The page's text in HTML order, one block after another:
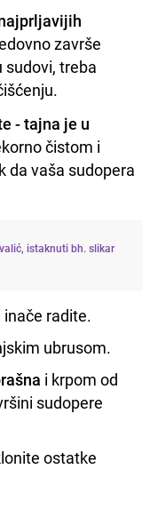
završe
sudovi, treba
- tajna je u
čistom i
da vaša sudopera
istaknuti bh. slikar
radite.
ubrusom.
i krpom od
sudopere
ostatke